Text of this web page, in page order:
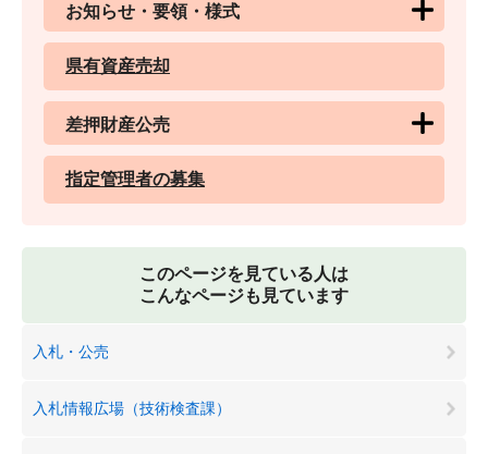
お知らせ・要領・様式
県有資産売却
差押財産公売
指定管理者の募集
このページを見ている人は
こんなページも見ています
入札・公売
入札情報広場（技術検査課）